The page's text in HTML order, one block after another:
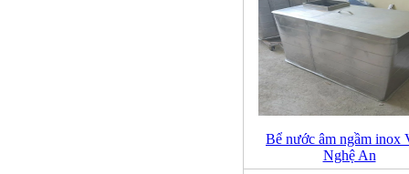
Bể nước âm ngầm inox
Nghệ An